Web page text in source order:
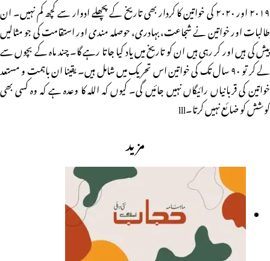
۲۰۱۹ اور ۲۰۲۰ کی خواتین کا کردار بھی تاریخ کے پچھلے ادوار سے کچھ کم نہیں۔ ان
طالبات اور خواتین نے شجاعت، بہادری، حوصلہ مندی اور استقامت کی جو مثالیں
پیش کی ہیں اور کر رہی ہیں ان کو تاریخ میں یاد کیا جاتا رہے گا۔ چند ماہ کے بچوں سے
لے کر تو ۹۰ سال تک کی خواتین اس تحریک میں شامل ہیں۔ یقینا ان باہمت و مستعد
خواتین کی قربانیاں رائیگاں نہیں جائیں گی۔ کیوں کہ اللہ کا وعدہ ہے کہ وہ کسی بھی
کوشش کو ضائع نہیں کرتا۔lll
مزید